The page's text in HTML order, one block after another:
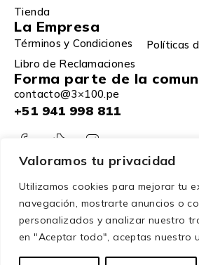
Valoramos tu privacidad
Utilizamos cookies para mejorar tu
navegación, mostrarte anuncios o
personalizados y analizar nuestro
en "Aceptar todo", aceptas nuestro
Tienda
La Empresa
Términos y Condiciones
Políticas
Libro de Reclamaciones
Forma parte de la
contacto@3×100.pe
+51 941 998 811